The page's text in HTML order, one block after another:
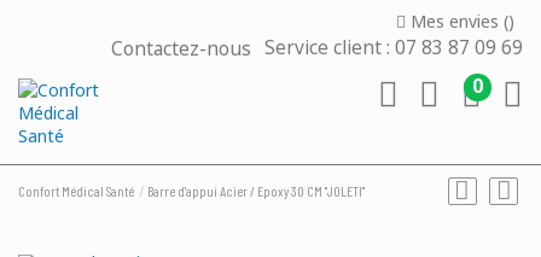
Mes envies ()
Contactez-nous Service client : 07 83 87 09 69
0
Confort Médical Santé Barre d'appui Acier / Epoxy 30 CM "JOLETI"